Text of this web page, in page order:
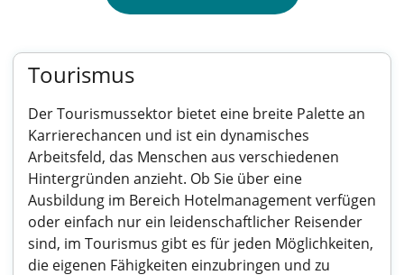
Tourismus
Der Tourismussektor bietet eine breite Palette an
Karrierechancen und ist ein dynamisches
Arbeitsfeld, das Menschen aus verschiedenen
Hintergründen anzieht. Ob Sie über eine
Ausbildung im Bereich Hotelmanagement verfügen
oder einfach nur ein leidenschaftlicher Reisender
sind, im Tourismus gibt es für jeden Möglichkeiten,
die eigenen Fähigkeiten einzubringen und zu